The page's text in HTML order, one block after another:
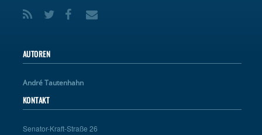
AUTOREN
André Tautenhahn
KONTAKT
Senator-Kraft-Straße 26